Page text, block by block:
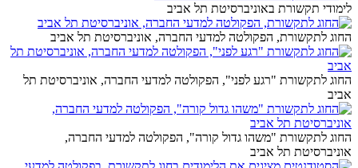
לימודי תקשורת באוניברסיטת תל אביב
החוג לתקשורת, הפקולטה למדעי החברה, אוניברסיטת תל אביב
החוג לתקשורת "רגע לפני", הפקולטה למדעי החברה, אוניברסיטת תל
אביב
החוג לתקשורת "משהו גדול קורה", הפקולטה למדעי החברה,
אוניברסיטת תל אביב